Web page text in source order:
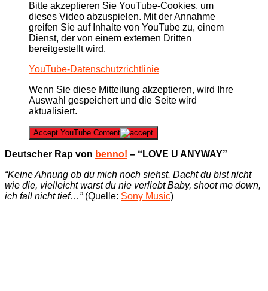
Bitte akzeptieren Sie YouTube-Cookies, um
dieses Video abzuspielen. Mit der Annahme
greifen Sie auf Inhalte von YouTube zu, einem
Dienst, der von einem externen Dritten
bereitgestellt wird.
YouTube-Datenschutzrichtlinie
Wenn Sie diese Mitteilung akzeptieren, wird Ihre
Auswahl gespeichert und die Seite wird
aktualisiert.
Accept YouTube Content
Deutscher Rap von benno! – “LOVE U ANYWAY”
“Keine Ahnung ob du mich noch siehst. Dacht du bist nicht
wie die, vielleicht warst du nie verliebt Baby, shoot me down,
ich fall nicht tief…”(Quelle: Sony Music)